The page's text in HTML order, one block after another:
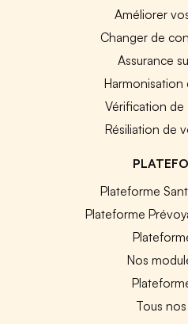
Améliorer
Changer de
Assurance
Vérification
Résiliation de
Plateforme
Plateforme
Nos
Tous